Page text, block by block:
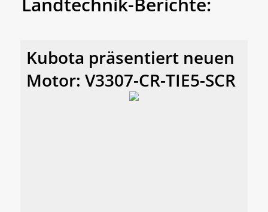
Kubota präsentiert neuen
Motor: V3307-CR-TIE5-SCR